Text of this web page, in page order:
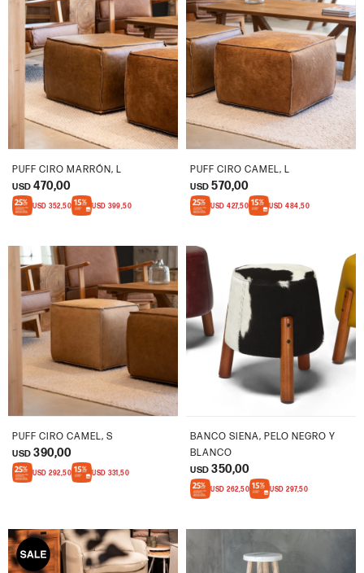
PUFF CIRO MARRÓN, L
USD 470,00
USD 352,50 USD 399,50
PUFF CIRO CAMEL, L
USD 570,00
USD 427,50 USD 484,50
PUFF CIRO CAMEL, S
USD 390,00
USD 292,50 USD 331,50
BANCO SIENA, PELO NEGRO Y
BLANCO
USD 350,00
USD 262,50 USD 297,50